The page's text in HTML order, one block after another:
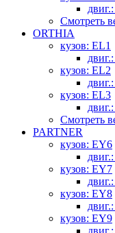
Смотреть
ORTHIA
кузов: EL1
кузов: EL2
кузов: EL3
Смотреть
PARTNER
кузов: EY6
кузов: EY7
кузов: EY8
кузов: EY9